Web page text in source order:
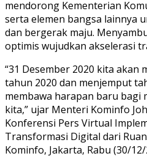
mendorong Kementerian
serta elemen bangsa lainnya
dan bergerak maju.
optimis wujudkan akselerasi
“31 Desember 2020 kita akan
tahun 2020 dan menjemput
membawa harapan baru bagi
kita,” ujar Menteri Kominfo
Konferensi Pers Virtual
Transformasi Digital dari
Kominfo, Jakarta, Rabu (30/12/